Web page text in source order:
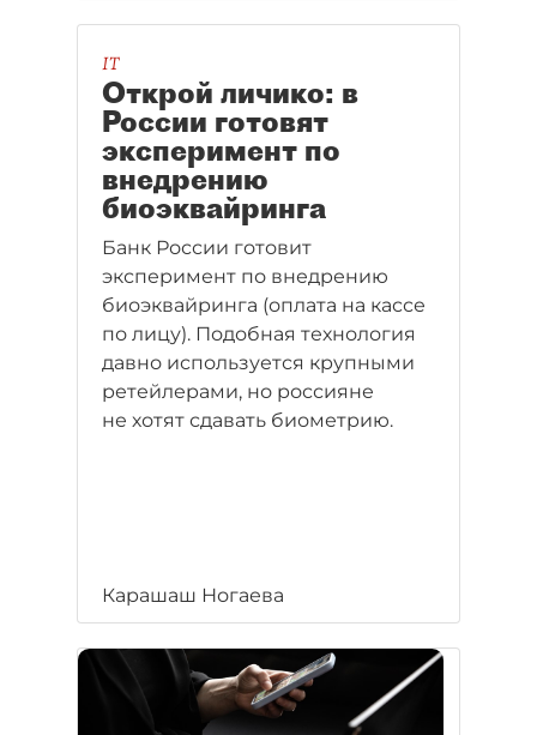
IT
Открой личико: в
России готовят
эксперимент по
внедрению
биоэквайринга
Банк России готовит
эксперимент по внедрению
биоэквайринга (оплата на кассе
по лицу). Подобная технология
давно используется крупными
ретейлерами, но россияне
не хотят сдавать биометрию.
Карашаш Ногаева